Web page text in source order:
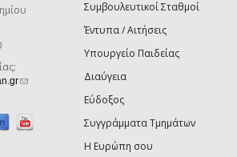
(link sends e-mail)
Συμβουλευτικοί Σταθμοί
Έντυπα / Αιτήσεις
Υπουργείο Παιδείας
Διαύγεια
Εύδοξος
Συγγράμματα Τμημάτων
Η Ευρώπη σου